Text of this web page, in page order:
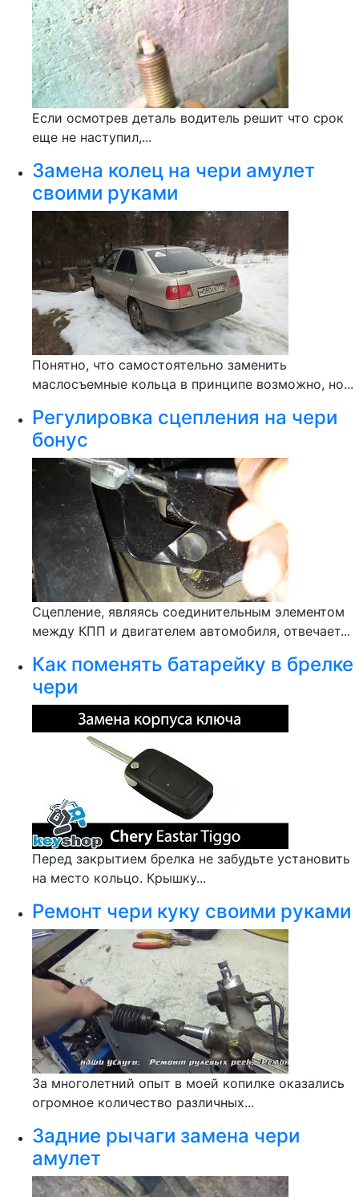
Если осмотрев деталь водитель решит что срок
еще не наступил,...
Замена колец на чери амулет
своими руками
Понятно, что самостоятельно заменить
маслосъемные кольца в принципе возможно, но...
Регулировка сцепления на чери
бонус
Сцепление, являясь соединительным элементом
между КПП и двигателем автомобиля, отвечает...
Как поменять батарейку в брелке
чери
Перед закрытием брелка не забудьте установить
на место кольцо. Крышку...
Ремонт чери куку своими руками
За многолетний опыт в моей копилке оказались
огромное количество различных...
Задние рычаги замена чери
амулет